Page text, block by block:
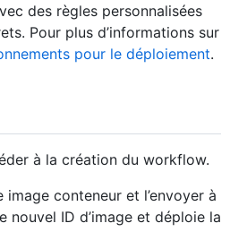
des règles personnalisées
Pour plus d’informations sur
pour le déploiement.
à la création du workflow.
conteneur et l’envoyer à
nouvel ID d’image et déploie la